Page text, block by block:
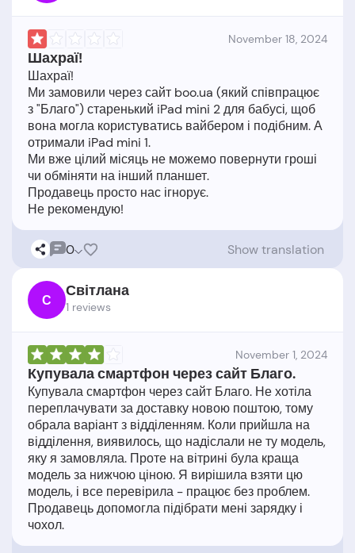
November 18, 2024
Шахраї!
Шахраї!
Ми замовили через сайт boo.ua (який співпрацює
з "Благо") старенький iPad mini 2 для бабусі, щоб
вона могла користуватись вайбером і подібним. А
отримали iPad mini 1.
Ми вже цілий місяць не можемо повернути гроші
чи обміняти на інший планшет.
Продавець просто нас ігнорує.
0 Show translation
С Світлана
1 reviews
November 1, 2024
Купувала смартфон через сайт Благо.
Купувала смартфон через сайт Благо. Не хотіла
переплачувати за доставку новою поштою, тому
обрала варіант з відділенням. Коли прийшла на
відділення, виявилось, що надіслали не ту модель,
яку я замовляла. Проте на вітрині була краща
модель за нижчою ціною. Я вирішила взяти цю
модель, і все перевірила - працює без проблем.
Продавець допомогла підібрати мені зарядку і